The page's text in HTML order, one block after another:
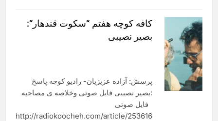
کافه‌ کوچه هفتم “سکوت قندهار”:
بصیر نصیبی
پرسش: آزاده عزیزیان- رادیو کوچه پاسخ
:بصیر نصیبی فایل صوتی وخلاصه ی مصاحبه
فایل صوتی
http://radiokoocheh.com/article/253616